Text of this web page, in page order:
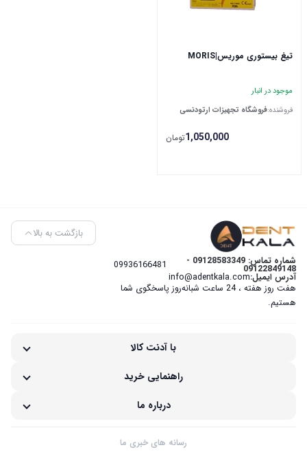
تیغ بیستوری موریس|MORIS
موجود در انبار
فروشنده:فروشگاه تجهیزات ارتودنسی
1,050,000تومان
شماره تماس: 09128583349 -
09122849148
09936166481
آدرس ایمیل:info@adentkala.com
هفت روز هفته ، 24 ساعت شبانه‌روز پاسخگوی شما
هستیم.
بازگشت به بالا
با آدنت کالا
راهنمایی خرید
درباره ما
رسانه های خبری ما